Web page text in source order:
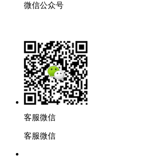
微信公众号
客服微信
客服微信